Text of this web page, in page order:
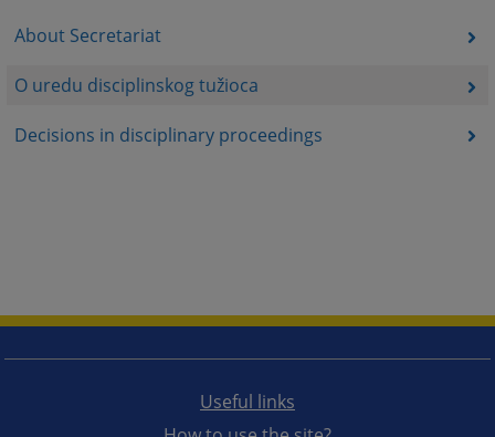
About Secretariat
O uredu disciplinskog tužioca
Decisions in disciplinary proceedings
Useful links